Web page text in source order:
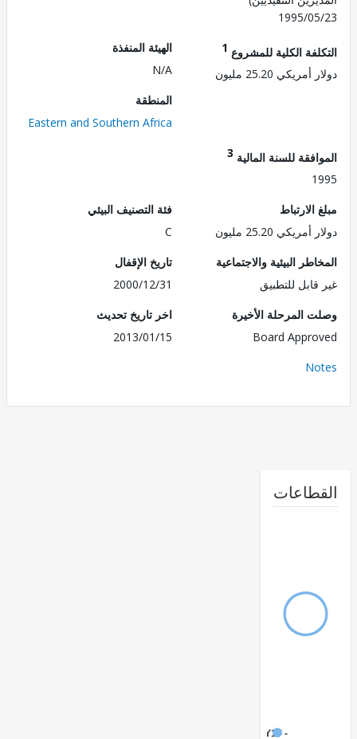
1995/
الكلية للمشروع1
25.20 مليون
الهيئة المنفذة
Eastern and Southern Africa
للسنة المالية3
25.20 مليون
فئة التصنيف البيئي
البيئية والاجتماعية
للتطبيق
تاريخ الإقفال
2000/12/31
المرحلة الأخيرة
Board
اخر تاريخ تحديث
2013/01/15